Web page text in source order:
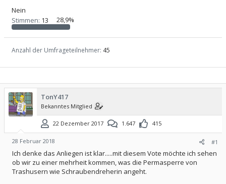
Nein
Stimmen: 13 28,9%
Anzahl der Umfrageteilnehmer 45
TonY417
Bekanntes Mitglied
22 Dezember 2017 1.647 415
28 Februar 2018 #1
Ich denke das Anliegen ist klar.....mit diesem Vote möchte ich sehen
ob wir zu einer mehrheit kommen, was die Permasperre von
Trashusern wie Schraubendreherin angeht.